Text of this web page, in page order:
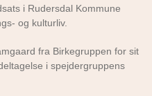
i Rudersdal Kommune
og kulturliv.
fra Birkegruppen for sit
i spejdergruppens